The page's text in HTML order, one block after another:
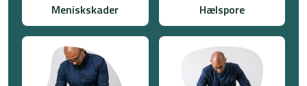
Meniskskader Hælspore